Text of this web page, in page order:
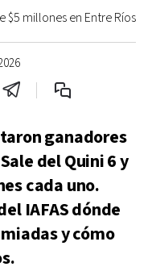
$5 millones en Entre Ríos
ganadores
del Quini 6 y
cada uno.
IAFAS dónde
y cómo